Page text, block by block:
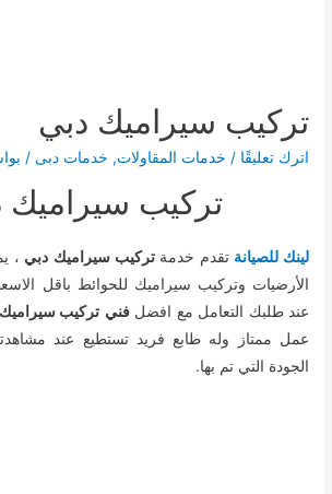
تركيب سيراميك دبي
اترك تعليقًا / خدمات المقاولات, خدمات دبى /
تركيب سيراميك
لينك للصيانةتقدم خدمة تركيب سيراميك دبي ،
الأرضيات وتركيب سيراميك للحوائط باقل
عند طلبك التعامل مع افضلفني تركيب
عمل ممتاز وله طابع فريد تستطيع عند
الجودة التي تم بها.